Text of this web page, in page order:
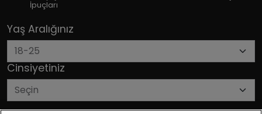
İpuçları
Yaş Aralığınız
Cinsiyetiniz